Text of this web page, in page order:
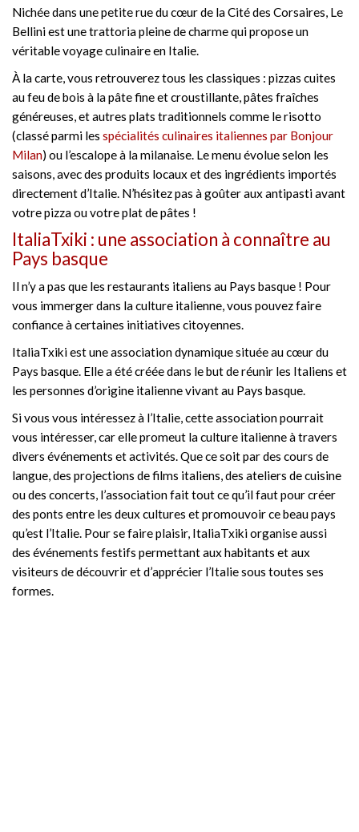
Nichée dans une petite rue du cœur de la Cité des Corsaires, Le
Bellini est une trattoria pleine de charme qui propose un
véritable voyage culinaire en Italie.
À la carte, vous retrouverez tous les classiques : pizzas cuites
au feu de bois à la pâte fine et croustillante, pâtes fraîches
généreuses, et autres plats traditionnels comme le risotto
(classé parmi les spécialités culinaires italiennes par Bonjour
Milan) ou l’escalope à la milanaise. Le menu évolue selon les
saisons, avec des produits locaux et des ingrédients importés
directement d’Italie. N’hésitez pas à goûter aux antipasti avant
votre pizza ou votre plat de pâtes !
ItaliaTxiki : une association à connaître au
Pays basque
Il n’y a pas que les restaurants italiens au Pays basque ! Pour
vous immerger dans la culture italienne, vous pouvez faire
confiance à certaines initiatives citoyennes.
ItaliaTxiki est une association dynamique située au cœur du
Pays basque. Elle a été créée dans le but de réunir les Italiens et
les personnes d’origine italienne vivant au Pays basque.
Si vous vous intéressez à l’Italie, cette association pourrait
vous intéresser, car elle promeut la culture italienne à travers
divers événements et activités. Que ce soit par des cours de
langue, des projections de films italiens, des ateliers de cuisine
ou des concerts, l’association fait tout ce qu’il faut pour créer
des ponts entre les deux cultures et promouvoir ce beau pays
qu’est l’Italie. Pour se faire plaisir, ItaliaTxiki organise aussi
des événements festifs permettant aux habitants et aux
visiteurs de découvrir et d’apprécier l’Italie sous toutes ses
formes.